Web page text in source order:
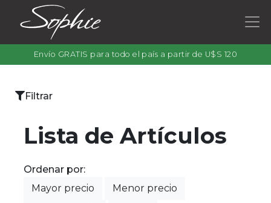
Envío GRATIS para todo el país a partir de U$S 120
×
Filtrar
por
Filtrar
Lista de Artículos
Ordenar por:
Mayor precio
Menor precio